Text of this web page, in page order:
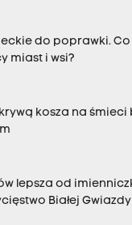
do poprawki.
miast i wsi?
kosza na śmieci
lepsza od
Białej